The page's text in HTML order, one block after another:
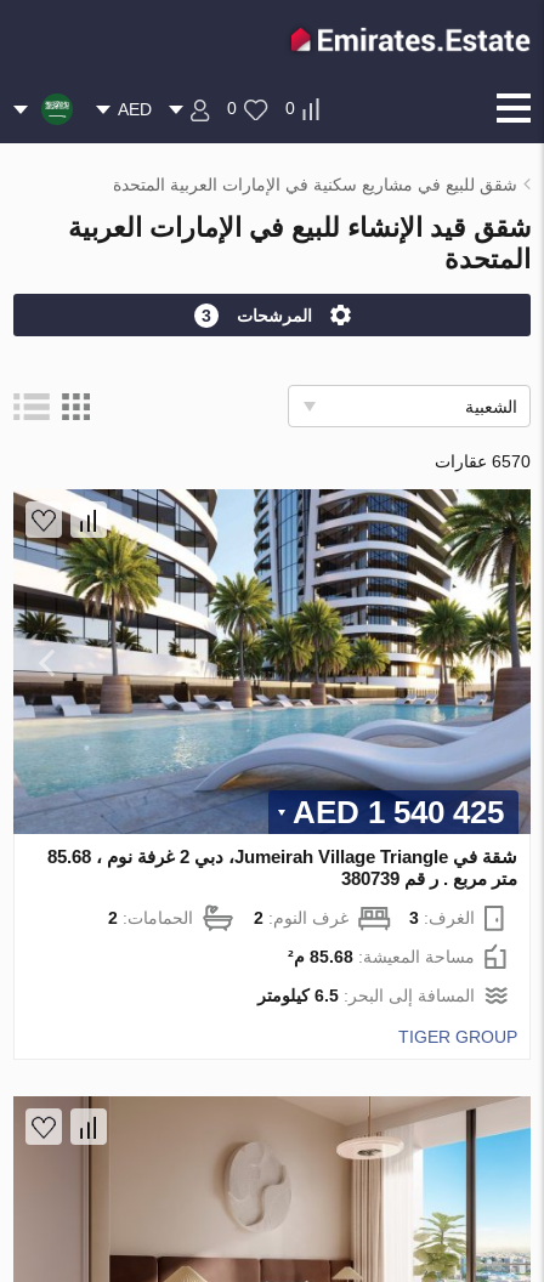
0
0
AED
شقق للبيع في مشاريع سكنية في الإمارات العربية المتحدة
شقق قيد الإنشاء للبيع في الإمارات العربية
المتحدة
المرشحات 3
الشعبية
6570 عقارات
1 540 425 AED
شقة في Jumeirah Village Triangle، دبي 2 غرفة نوم ، 85.68
متر مربع . ر قم 380739
الغرف:3 غرف النوم:2 الحمامات:2
مساحة المعيشة:85.68 م²
المسافة إلى البحر:6.5 كيلومتر
TIGER GROUP